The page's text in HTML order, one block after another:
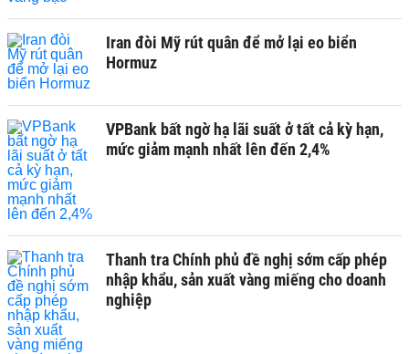
Iran đòi Mỹ rút quân để mở lại eo biển
Hormuz
VPBank bất ngờ hạ lãi suất ở tất cả kỳ hạn,
mức giảm mạnh nhất lên đến 2,4%
Thanh tra Chính phủ đề nghị sớm cấp phép
nhập khẩu, sản xuất vàng miếng cho doanh
nghiệp